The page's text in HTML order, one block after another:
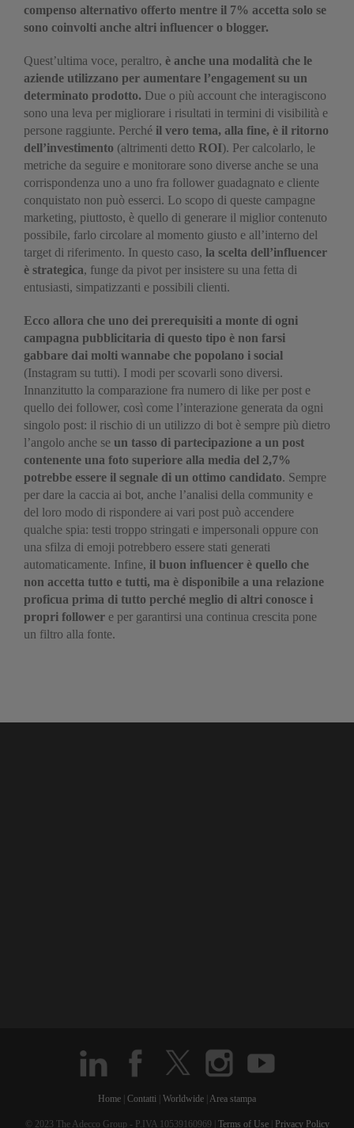
compenso alternativo offerto mentre il 7% accetta solo se
sono coinvolti anche altri influencer o blogger.
Quest’ultima voce, peraltro, è anche una modalità che le
aziende utilizzano per aumentare l’engagement su un
determinato prodotto. Due o più account che interagiscono
sono una leva per migliorare i risultati in termini di visibilità e
persone raggiunte. Perché il vero tema, alla fine, è il ritorno
dell’investimento (altrimenti detto ROI). Per calcolarlo, le
metriche da seguire e monitorare sono diverse anche se una
corrispondenza uno a uno fra follower guadagnato e cliente
conquistato non può esserci. Lo scopo di queste campagne
marketing, piuttosto, è quello di generare il miglior contenuto
possibile, farlo circolare al momento giusto e all’interno del
target di riferimento. In questo caso, la scelta dell’influencer
è strategica, funge da pivot per insistere su una fetta di
entusiasti, simpatizzanti e possibili clienti.
Ecco allora che uno dei prerequisiti a monte di ogni
campagna pubblicitaria di questo tipo è non farsi
gabbare dai molti wannabe che popolano i social
(Instagram su tutti). I modi per scovarli sono diversi.
Innanzitutto la comparazione fra numero di like per post e
quello dei follower, così come l’interazione generata da ogni
singolo post: il rischio di un utilizzo di bot è sempre più dietro
l’angolo anche se un tasso di partecipazione a un post
contenente una foto superiore alla media del 2,7%
potrebbe essere il segnale di un ottimo candidato. Sempre
per dare la caccia ai bot, anche l’analisi della community e
del loro modo di rispondere ai vari post può accendere
qualche spia: testi troppo stringati e impersonali oppure con
una sfilza di emoji potrebbero essere stati generati
automaticamente. Infine, il buon influencer è quello che
non accetta tutto e tutti, ma è disponibile a una relazione
proficua prima di tutto perché meglio di altri conosce i
propri follower e per garantirsi una continua crescita pone
un filtro alla fonte.
Home Contatti Worldwide Area stampa
© 2023 The Adecco Group - P.IVA 10539160969 | Terms of Use| Privacy Policy